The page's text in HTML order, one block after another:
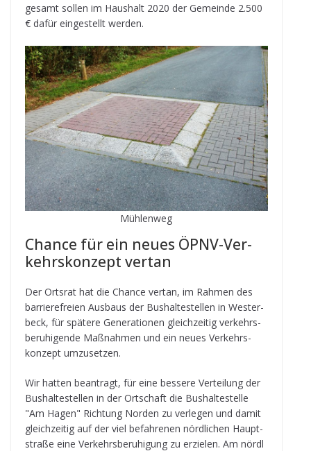
ge­samt sol­len im Haus­halt 2020 der Gemeinde 2.500
€ dafür ein­ge­stellt werden.
Müh­len­weg
Chance für ein neues ÖPNV-Ver­
kehrs­kon­zept vertan
Der Orts­rat hat die Chance ver­tan, im Rah­men des
bar­rie­re­freien Aus­baus der Bus­hal­te­stel­len in Wes­ter­
beck, für spä­tere Gene­ra­tio­nen gleich­zei­tig ver­kehrs­
be­ru­hi­gende Maß­nah­men und ein neues Ver­kehrs­
kon­zept umzusetzen.
Wir hat­ten bean­tragt, für eine bes­sere Ver­tei­lung der
Bus­hal­te­stel­len in der Ort­schaft die Bus­hal­te­stelle
"Am Hagen" Rich­tung Nor­den zu ver­le­gen und damit
gleich­zei­tig auf der viel befah­re­nen nörd­li­chen Haupt­
straße eine Ver­kehrs­be­ru­hi­gung zu erzie­len. Am nörd­l